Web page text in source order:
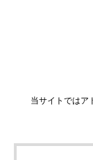
当サイトではア